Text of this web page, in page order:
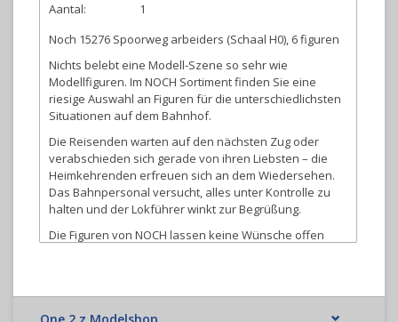
Aantal:
1
Noch 15276 Spoorweg arbeiders (Schaal H0), 6 figuren
Nichts belebt eine Modell-Szene so sehr wie
Modellfiguren. Im NOCH Sortiment finden Sie eine
riesige Auswahl an Figuren für die unterschiedlichsten
Situationen auf dem Bahnhof.
Die Reisenden warten auf den nächsten Zug oder
verabschieden sich gerade von ihren Liebsten – die
Heimkehrenden erfreuen sich an dem Wiedersehen.
Das Bahnpersonal versucht, alles unter Kontrolle zu
halten und der Lokführer winkt zur Begrüßung.
Die Figuren von NOCH lassen keine Wünsche offen